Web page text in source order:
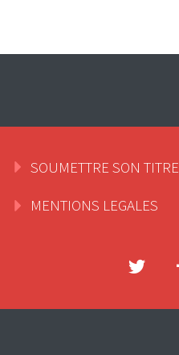
SOUMETTRE SON TITRE
MENTIONS LEGALES